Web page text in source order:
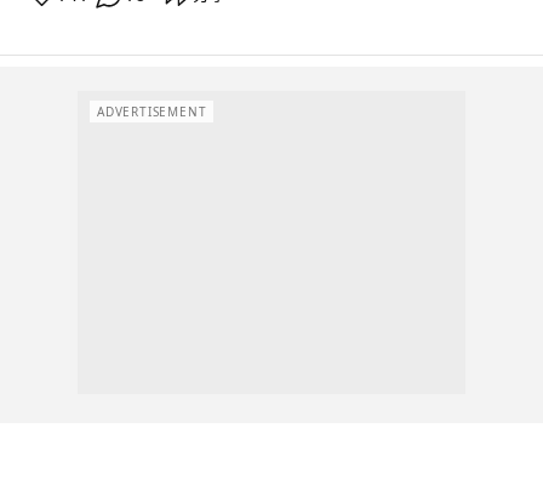
ADVERTISEMENT